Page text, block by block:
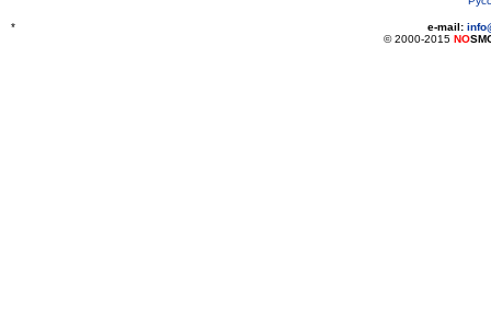
* e-mail:
© 2000-2015 NO